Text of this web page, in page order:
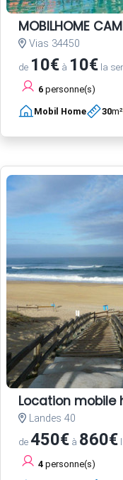
MOBILHOME
Vias 34450
de 10€ à 10€ la
6 personne(s)
Mobil Home 30m²
Location
Landes 40
de450€ à 860€
4 personne(s)